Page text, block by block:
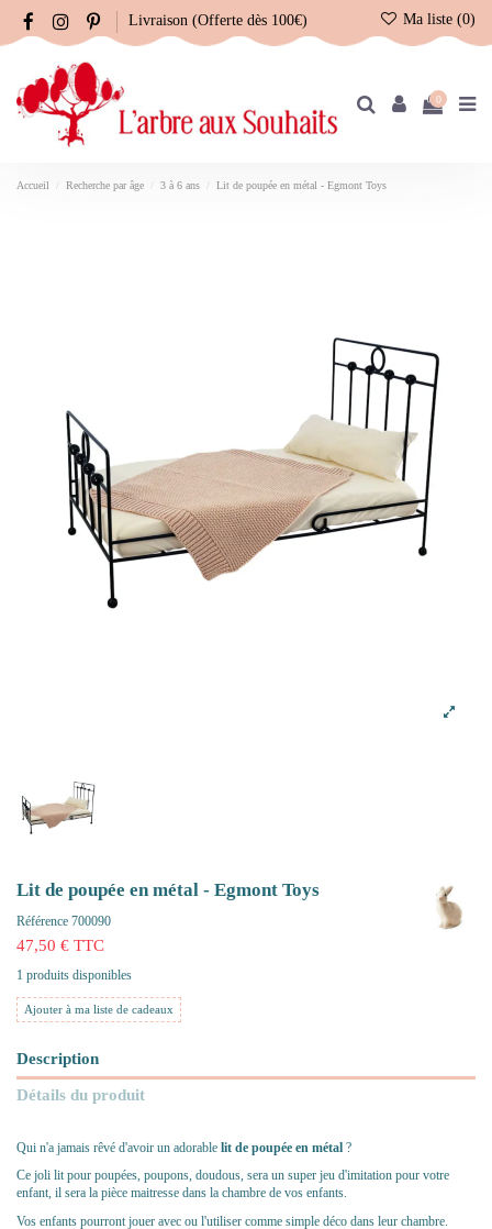
Livraison (Offerte dès 100€) Ma liste (0)
0
Accueil Recherche par âge 3 à 6 ans Lit de poupée en métal - Egmont Toys
Lit de poupée en métal - Egmont Toys
Référence 700090
47,50 € TTC
1 produits disponibles
Ajouter à ma liste de cadeaux
Description
Détails du produit
Qui n'a jamais rêvé d'avoir un adorable lit de poupée en métal ?
Ce joli lit pour poupées, poupons, doudous, sera un super jeu d'imitation pour votre
enfant, il sera la pièce maitresse dans la chambre de vos enfants.
Vos enfants pourront jouer avec ou l'utiliser comme simple déco dans leur chambre.